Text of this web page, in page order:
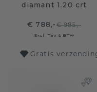
diamant 1.20 crt
€ 788,-€ 985,-
Excl. Tax & BTW
Gratis